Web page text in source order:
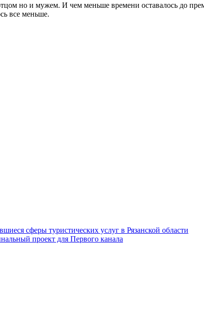
но и мужем. И чем меньше времени оставалось до
все меньше.
сферы туристических услуг в Рязанской области
проект для Первого канала